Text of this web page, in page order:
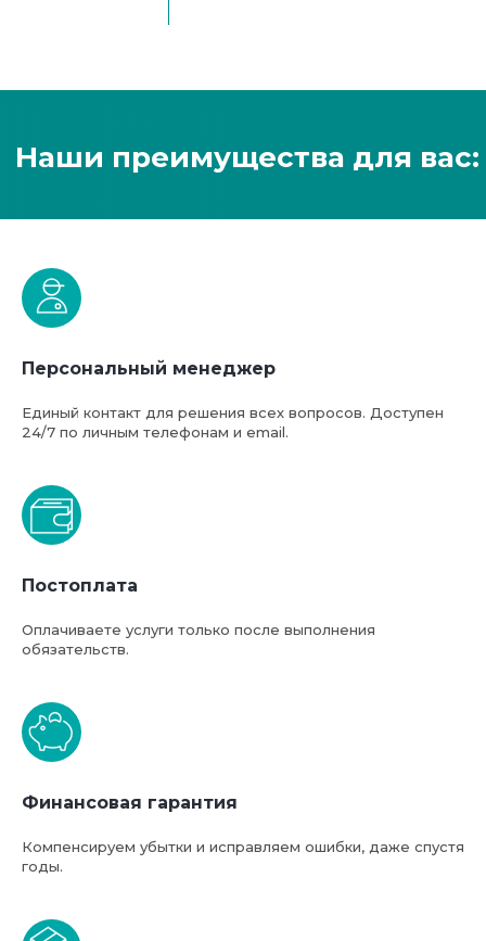
Персональный менеджер
Единый контакт для решения всех вопросов. Доступен
24/7 по личным телефонам и email.
Постоплата
Оплачиваете услуги только после выполнения
обязательств.
Финансовая гарантия
Компенсируем убытки и исправляем ошибки, даже спустя
годы.
компании ФТС-Сервис